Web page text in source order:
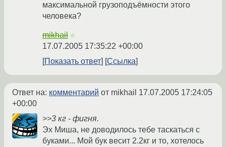
максимальной грузоподъёмности этого
человека?
mikhail ☆
17.07.2005 17:35:22 +00:00
Показать ответ
Ссылка
Ответ на: комментарий от mikhail 17.07.2005 17:24:05
+00:00
>>3 кг - фигня.
Эх Миша, не доводилось тебе таскаться с
буками... Мой бук весит 2.2кг и то, хотелось